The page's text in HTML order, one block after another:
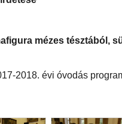
mézes tésztából,
2018. évi óvodás